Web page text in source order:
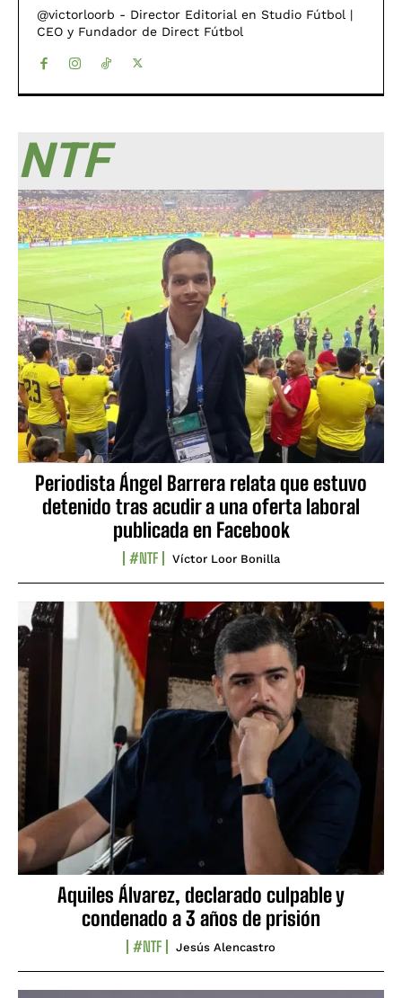
@victorloorb - Director Editorial en Studio Fútbol |
CEO y Fundador de Direct Fútbol
NTF
Periodista Ángel Barrera relata que estuvo
detenido tras acudir a una oferta laboral
publicada en Facebook
#NTF Víctor Loor Bonilla
Aquiles Álvarez, declarado culpable y
condenado a 3 años de prisión
#NTF Jesús Alencastro